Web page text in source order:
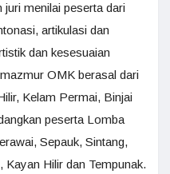
juri menilai peserta dari
artikulasi dan
dan kesesuaian
OMK berasal dari
Kelam Permai, Binjai
peserta Lomba
Sepauk, Sintang,
Kayan Hilir dan Tempunak.